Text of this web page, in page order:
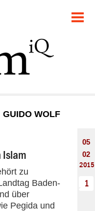
GUIDO WOLF
Islam
zu
Baden-
über
Pegida und
05
02
2015
1